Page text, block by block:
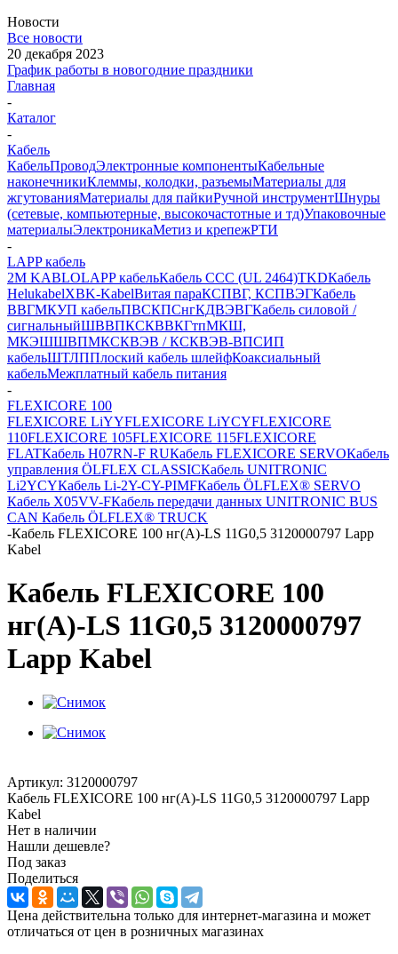
Новости
Все новости
20 декабря 2023
График работы в новогодние праздники
Главная
-
Каталог
-
Кабель
КабельПроводЭлектронные компонентыКабельные
наконечникиКлеммы, колодки, разъемыМатериалы для
жгутованияМатериалы для пайкиРучной инструментШнуры
(сетевые, компьютерные, высокочастотные и тд)Упаковочные
материалыЭлектроникаМетиз и крепежРТИ
-
LAPP кабель
2M KABLOLAPP кабельКабель CCC (UL 2464)TKDКабель
HelukabelXBK-KabelВитая параКСПВГ, КСПВЭГКабель
ВВГМКУП кабельПВСКПСнгКДВЭВГКабель силовой /
сигнальныйШВВПКСКВВКГтпМКШ,
МКЭШШВПМКСКВЭВ / КСКВЭВ-ВПСИП
кабельШТЛППлоский кабель шлейфКоаксиальный
кабельМежплатный кабель питания
-
FLEXICORE 100
FLEXICORE LiYYFLEXICORE LiYCYFLEXICORE
110FLEXICORE 105FLEXICORE 115FLEXICORE
FLATКабель H07RN-F RUКабель FLEXICORE SERVOКабель
управления ÖLFLEX CLASSICКабель UNITRONIC
Li2YCYКабель Li-2Y-CY-PIMFКабель ÖLFLEX® SERVO
Кабель X05VV-FКабель передачи данных UNITRONIC BUS
CAN Кабель ÖLFLEX® TRUCK
-Кабель FLEXICORE 100 нг(А)-LS 11G0,5 3120000797 Lapp
Kabel
Кабель FLEXICORE 100
нг(А)-LS 11G0,5 3120000797
Lapp Kabel
Артикул: 3120000797
Кабель FLEXICORE 100 нг(А)-LS 11G0,5 3120000797 Lapp
Kabel
Нет в наличии
Нашли дешевле?
Под заказ
Поделиться
Цена действительна только для интернет-магазина и может
отличаться от цен в розничных магазинах